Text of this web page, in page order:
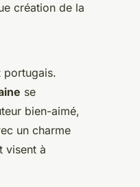
création de la
portugais.
se
bien-aimé,
un charme
visent à